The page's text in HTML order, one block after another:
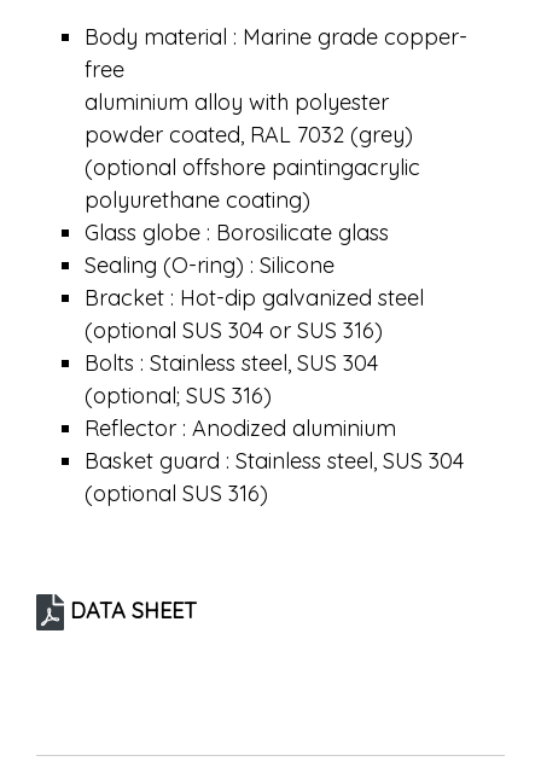
Body material : Marine grade copper-
free
aluminium alloy with polyester
powder coated, RAL 7032 (grey)
(optional offshore paintingacrylic
polyurethane coating)
Glass globe : Borosilicate glass
Sealing (O-ring) : Silicone
Bracket : Hot-dip galvanized steel
(optional SUS 304 or SUS 316)
Bolts : Stainless steel, SUS 304
(optional; SUS 316)
Reflector : Anodized aluminium
Basket guard : Stainless steel, SUS 304
(optional SUS 316)
DATA SHEET